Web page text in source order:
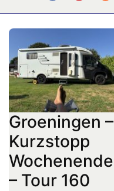
Groeningen –
Kurzstopp
Wochenende
– Tour 160